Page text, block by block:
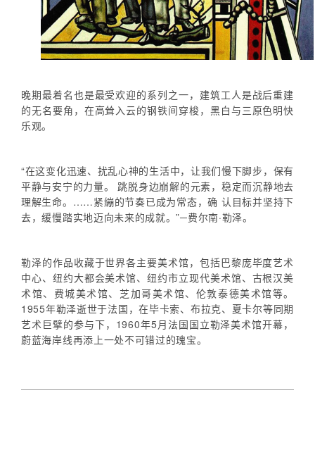
晚期最着名也是最受欢迎的系列之一，建筑工人是战后重建
的无名要角，在高耸入云的钢铁间穿梭，黑白与三原色明快
乐观。
“在这变化迅速、扰乱心神的生活中，让我们慢下脚步，保有
平静与安宁的力量。 跳脱身边崩解的元素，稳定而沉静地去
理解生命。……紧繃的节奏已成为常态，确 认目标并坚持下
去，缓慢踏实地迈向未来的成就。”─费尔南·勒泽。
勒泽的作品收藏于世界各主要美术馆，包括巴黎庞毕度艺术
中心、纽约大都会美术馆、纽约市立现代美术馆、古根汉美
术馆、费城美术馆、芝加哥美术馆、伦敦泰德美术馆等。
1955年勒泽逝世于法国，在毕卡索、布拉克、夏卡尔等同期
艺术巨擘的参与下，1960年5月法国国立勒泽美术馆开幕，
蔚蓝海岸线再添上一处不可错过的瑰宝。